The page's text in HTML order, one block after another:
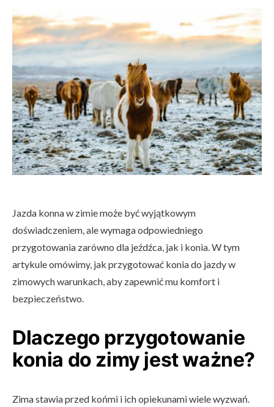
Jazda konna w zimie może być wyjątkowym
doświadczeniem, ale wymaga odpowiedniego
przygotowania zarówno dla jeźdźca, jak i konia. W tym
artykule omówimy, jak przygotować konia do jazdy w
zimowych warunkach, aby zapewnić mu komfort i
bezpieczeństwo.
Dlaczego przygotowanie
konia do zimy jest ważne?
Zima stawia przed końmi i ich opiekunami wiele wyzwań.